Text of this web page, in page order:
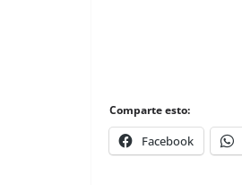
Comparte esto:
Facebook